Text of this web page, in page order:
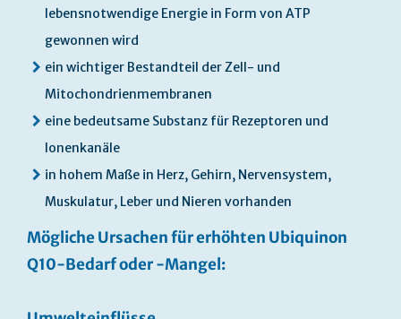
lebensnotwendige Energie in Form von ATP
gewonnen wird
ein wichtiger Bestandteil der Zell- und
Mitochondrienmembranen
eine bedeutsame Substanz für Rezeptoren und
Ionenkanäle
in hohem Maße in Herz, Gehirn, Nervensystem,
Muskulatur, Leber und Nieren vorhanden
Mögliche Ursachen für erhöhten Ubiquinon
Q10-Bedarf oder -Mangel: